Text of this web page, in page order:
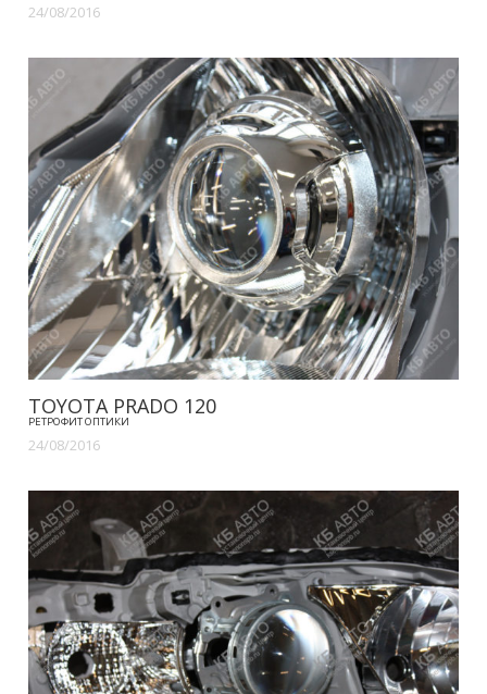
24/08/2016
TOYOTA PRADO 120
РЕТРОФИТ ОПТИКИ
24/08/2016